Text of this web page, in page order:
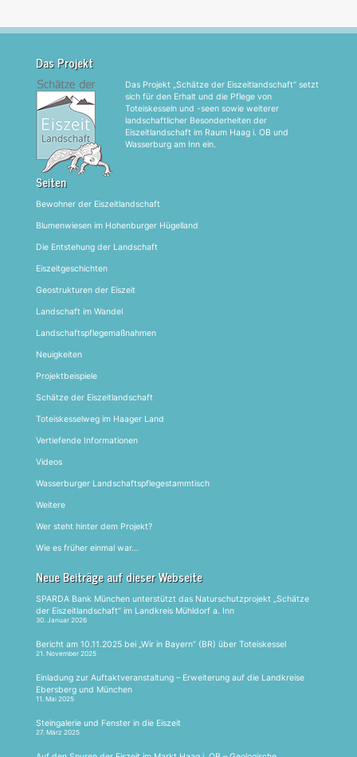
Das Projekt
Das Projekt „Schätze der Eiszeitlandschaft“ setzt
sich für den Erhalt und die Pflege von
Toteiskesseln und -seen sowie weiterer
landschaftlicher Besonderheiten der
Eiszeitlandschaft im Raum Haag i. OB und
Wasserburg am Inn ein.
Seiten
Bewohner der Eiszeitlandschaft
Blumenwiesen im Hohenburger Hügelland
Die Entstehung der Landschaft
Eiszeitgeschichten
Geostrukturen der Eiszeit
Landschaft im Wandel
Landschaftspflegemaßnahmen
Neuigkeiten
Projektbeispiele
Schätze der Eiszeitlandschaft
Toteiskesselweg im Haager Land
Vertiefende Informationen
Videos
Wasserburger Landschaftspflegestammtisch
Weitere
Wer steht hinter dem Projekt?
Wie es früher einmal war…
Neue Beiträge auf dieser Webseite
SPARDA Bank München unterstützt das Naturschutzprojekt „Schätze
der Eiszeitlandschaft“ im Landkreis Mühldorf a. Inn
30. Januar 2026
Bericht am 10.11.2025 bei „Wir in Bayern“ (BR) über Toteiskessel
21. November 2025
Einladung zur Auftaktveranstaltung – Erweiterung auf die Landkreise
Ebersberg und München
11. Mai 2025
Steingalerie und Fenster in die Eiszeit
27. März 2025